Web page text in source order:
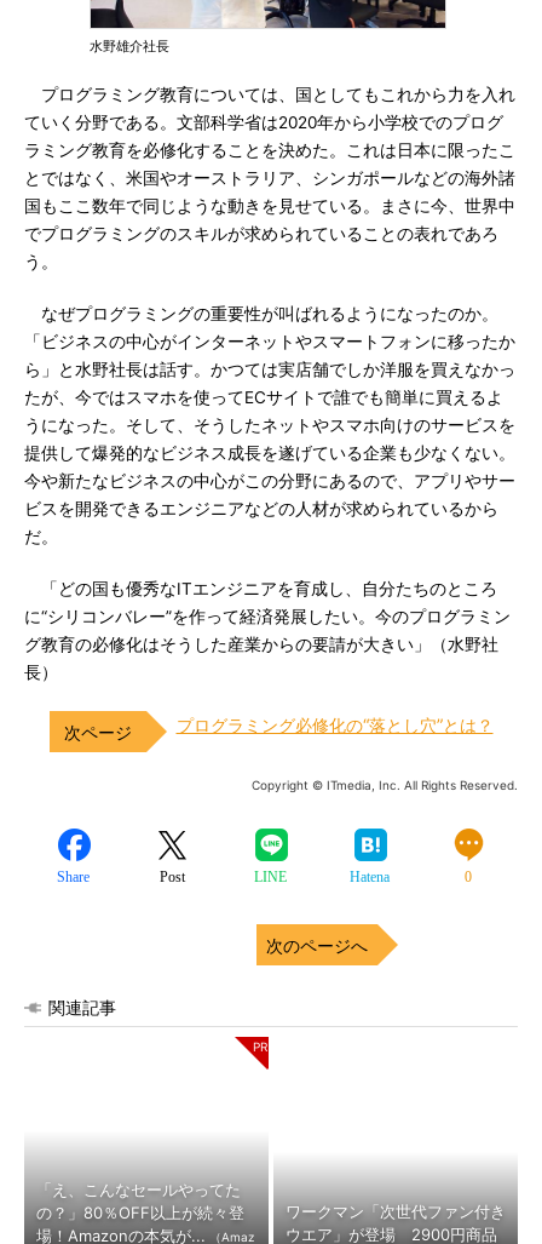
水野雄介社長
プログラミング教育については、国としてもこれから力を入れ
ていく分野である。文部科学省は2020年から小学校でのプログ
ラミング教育を必修化することを決めた。これは日本に限ったこ
とではなく、米国やオーストラリア、シンガポールなどの海外諸
国もここ数年で同じような動きを見せている。まさに今、世界中
でプログラミングのスキルが求められていることの表れであろ
う。
なぜプログラミングの重要性が叫ばれるようになったのか。
「ビジネスの中心がインターネットやスマートフォンに移ったか
ら」と水野社長は話す。かつては実店舗でしか洋服を買えなかっ
たが、今ではスマホを使ってECサイトで誰でも簡単に買えるよ
うになった。そして、そうしたネットやスマホ向けのサービスを
提供して爆発的なビジネス成長を遂げている企業も少なくない。
今や新たなビジネスの中心がこの分野にあるので、アプリやサー
ビスを開発できるエンジニアなどの人材が求められているから
だ。
「どの国も優秀なITエンジニアを育成し、自分たちのところ
に“シリコンバレー”を作って経済発展したい。今のプログラミン
グ教育の必修化はそうした産業からの要請が大きい」（水野社
長）
プログラミング必修化の“落とし穴”とは？
Copyright © ITmedia, Inc. All Rights Reserved.
Share Post LINE Hatena 0
次のページへ
関連記事
「え、こんなセールやってた
の？」80％OFF以上が続々登
場！Amazonの本気が...
（Amaz
ワークマン「次世代ファン付き
ウエア」が登場 2900円商品